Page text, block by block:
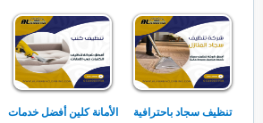
تنظيف سجاد باحترافية
الأمانة كلين أفضل خدمات